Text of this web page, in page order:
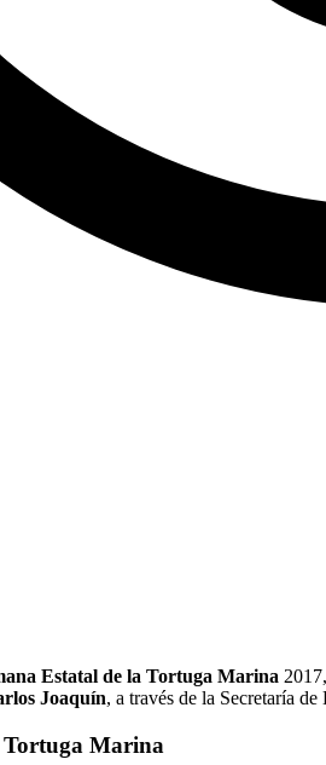
Estatal de la Tortuga Marina
Joaquín, a través de la Secretaría
Tortuga Marina